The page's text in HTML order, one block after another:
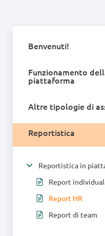
Benvenuti!
Funzionamento
piattaforma
Altre tipologie di
Reportistica
Reportistica in
Report
Report HR
Report di team